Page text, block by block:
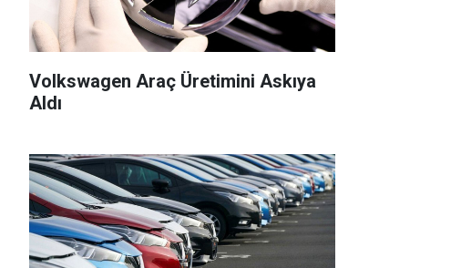
Volkswagen Araç Üretimini Askıya
Aldı